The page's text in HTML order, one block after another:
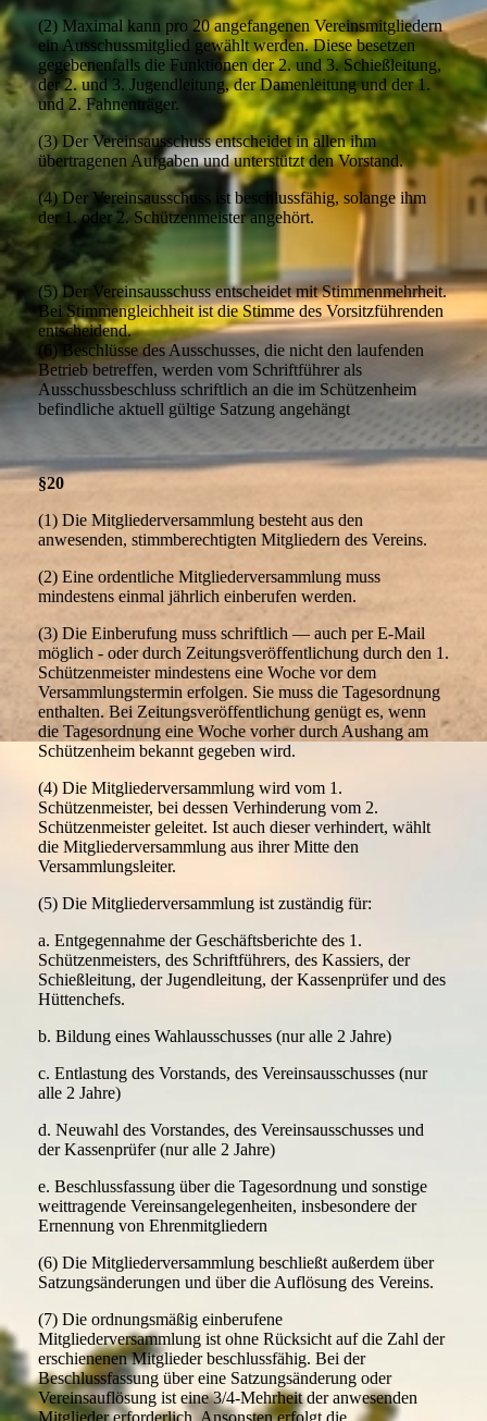
(2) Maximal kann pro 20 angefangenen Vereinsmitgliedern
ein Ausschussmitglied gewählt werden. Diese besetzen
gegebenenfalls die Funktionen der 2. und 3. Schießleitung,
der 2. und 3. Jugendleitung, der Damenleitung und der 1.
und 2. Fahnenträger.
(3) Der Vereinsausschuss entscheidet in allen ihm
übertragenen Aufgaben und unterstützt den Vorstand.
(4) Der Vereinsausschuss ist beschlussfähig, solange ihm
der 1. oder 2. Schützenmeister angehört.
(5) Der Vereinsausschuss entscheidet mit Stimmenmehrheit.
Bei Stimmengleichheit ist die Stimme des Vorsitzführenden
entscheidend.
(6) Beschlüsse des Ausschusses, die nicht den laufenden
Betrieb betreffen, werden vom Schriftführer als
Ausschussbeschluss schriftlich an die im Schützenheim
befindliche aktuell gültige Satzung angehängt
§20
(1) Die Mitgliederversammlung besteht aus den
anwesenden, stimmberechtigten Mitgliedern des Vereins.
(2) Eine ordentliche Mitgliederversammlung muss
mindestens einmal jährlich einberufen werden.
(3) Die Einberufung muss schriftlich — auch per E-Mail
möglich - oder durch Zeitungsveröffentlichung durch den 1.
Schützenmeister mindestens eine Woche vor dem
Versammlungstermin erfolgen. Sie muss die Tagesordnung
enthalten. Bei Zeitungsveröffentlichung genügt es, wenn
die Tagesordnung eine Woche vorher durch Aushang am
Schützenheim bekannt gegeben wird.
(4) Die Mitgliederversammlung wird vom 1.
Schützenmeister, bei dessen Verhinderung vom 2.
Schützenmeister geleitet. Ist auch dieser verhindert, wählt
die Mitgliederversammlung aus ihrer Mitte den
Versammlungsleiter.
(5) Die Mitgliederversammlung ist zuständig für:
a. Entgegennahme der Geschäftsberichte des 1.
Schützenmeisters, des Schriftführers, des Kassiers, der
Schießleitung, der Jugendleitung, der Kassenprüfer und des
Hüttenchefs.
b. Bildung eines Wahlausschusses (nur alle 2 Jahre)
c. Entlastung des Vorstands, des Vereinsausschusses (nur
alle 2 Jahre)
d. Neuwahl des Vorstandes, des Vereinsausschusses und
der Kassenprüfer (nur alle 2 Jahre)
e. Beschlussfassung über die Tagesordnung und sonstige
weittragende Vereinsangelegenheiten, insbesondere der
Ernennung von Ehrenmitgliedern
(6) Die Mitgliederversammlung beschließt außerdem über
Satzungsänderungen und über die Auflösung des Vereins.
(7) Die ordnungsmäßig einberufene
Mitgliederversammlung ist ohne Rücksicht auf die Zahl der
erschienenen Mitglieder beschlussfähig. Bei der
Beschlussfassung über eine Satzungsänderung oder
Vereinsauflösung ist eine 3/4-Mehrheit der anwesenden